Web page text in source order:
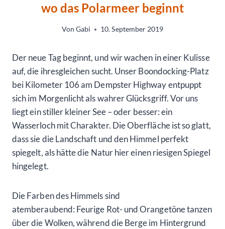
wo das Polarmeer beginnt
Von Gabi 10. September 2019
Der neue Tag beginnt, und wir wachen in einer Kulisse
auf, die ihresgleichen sucht. Unser Boondocking-Platz
bei Kilometer 106 am Dempster Highway entpuppt
sich im Morgenlicht als wahrer Glücksgriff. Vor uns
liegt ein stiller kleiner See – oder besser: ein
Wasserloch mit Charakter. Die Oberfläche ist so glatt,
dass sie die Landschaft und den Himmel perfekt
spiegelt, als hätte die Natur hier einen riesigen Spiegel
hingelegt.
Die Farben des Himmels sind
atemberaubend: Feurige Rot- und Orangetöne tanzen
über die Wolken, während die Berge im Hintergrund